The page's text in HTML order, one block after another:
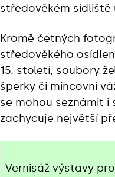
středověkém sídliště
Kromě četných
středověkého
15. století, soubory
šperky či mincovní
se mohou seznámit
zachycuje největší
Vernisáž výstavy